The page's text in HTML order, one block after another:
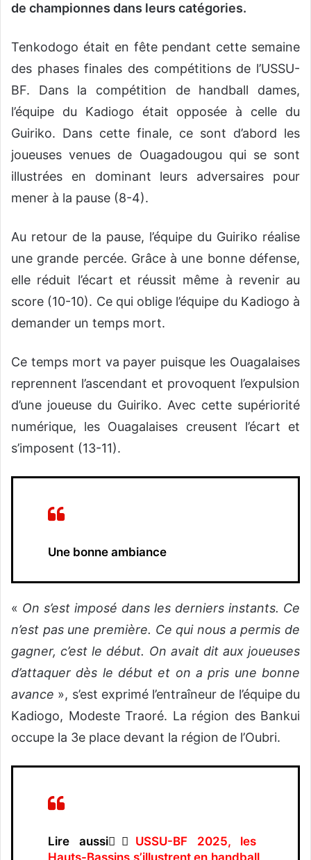
de championnes dans leurs catégories.
Tenkodogo était en fête pendant cette semaine
des phases finales des compétitions de l’USSU-
BF. Dans la compétition de handball dames,
l’équipe du Kadiogo était opposée à celle du
Guiriko. Dans cette finale, ce sont d’abord les
joueuses venues de Ouagadougou qui se sont
illustrées en dominant leurs adversaires pour
mener à la pause (8-4).
Au retour de la pause, l’équipe du Guiriko réalise
une grande percée. Grâce à une bonne défense,
elle réduit l’écart et réussit même à revenir au
score (10-10). Ce qui oblige l’équipe du Kadiogo à
demander un temps mort.
Ce temps mort va payer puisque les Ouagalaises
reprennent l’ascendant et provoquent l’expulsion
d’une joueuse du Guiriko. Avec cette supériorité
numérique, les Ouagalaises creusent l’écart et
s’imposent (13-11).
Une bonne ambiance
« On s’est imposé dans les derniers instants. Ce
n’est pas une première. Ce qui nous a permis de
gagner, c’est le début. On avait dit aux joueuses
d’attaquer dès le début et on a pris une bonne
avance », s’est exprimé l’entraîneur de l’équipe du
Kadiogo, Modeste Traoré. La région des Bankui
occupe la 3e place devant la région de l’Oubri.
Lire aussi👉🏿 USSU-BF 2025, les
Hauts-Bassins s’illustrent en handball,